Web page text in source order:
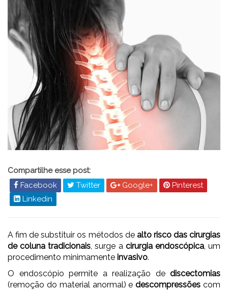
Compartilhe esse post:
Facebook
Twitter Google+
Pinterest
Linkedin
A fim de substituir os métodos de alto risco das cirurgias
de coluna tradicionais, surge a cirurgia endoscópica, um
procedimento minimamente invasivo.
O endoscópio permite a realização de discectomias
(remoção do material anormal) edescompressões com